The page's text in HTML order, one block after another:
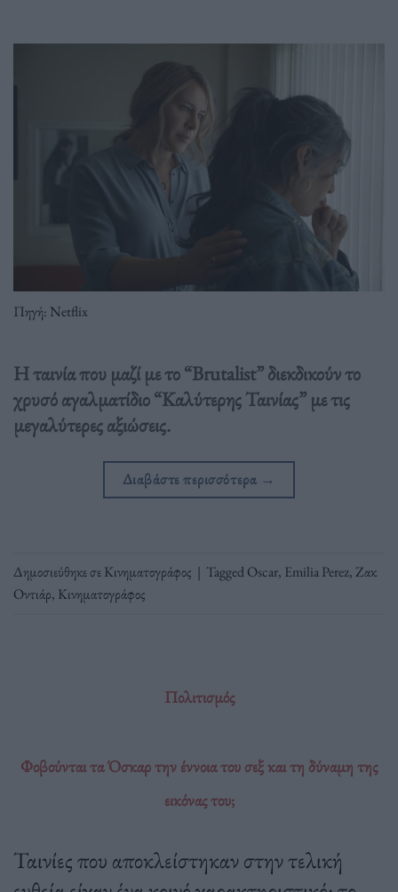
Πηγή: Netflix
H ταινία που μαζί με το “Brutalist” διεκδικούν το
χρυσό αγαλματίδιο “Καλύτερης Ταινίας” με τις
μεγαλύτερες αξιώσεις.
Διαβάστε περισσότερα →
Δημοσιεύθηκε σεΚινηματογράφος | TaggedOscar, Εmilia Perez,Ζακ
Οντιάρ, Κινηματογράφος
Πολιτισμός
Φοβούνται τα Όσκαρ την έννοια του σεξ και τη δύναμη της
εικόνας του;
Ταινίες που αποκλείστηκαν στην τελική